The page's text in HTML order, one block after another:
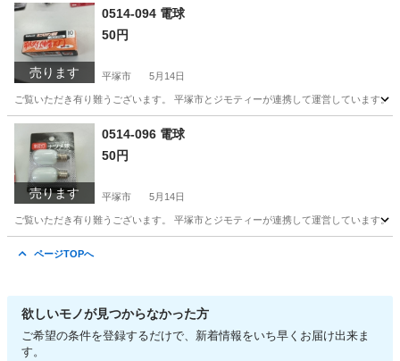
神奈川 平塚市 本/CD/DVD
売ります
0514-094 電球
50円
平塚市 5月14日
ご覧いただき有り難うございます。 平塚市とジモティーが連携して運営していま
神奈川 平塚市 リユース
売ります
0514-096 電球
50円
平塚市 5月14日
ご覧いただき有り難うございます。 平塚市とジモティーが連携して運営していま
ページTOPへ
欲しいモノが見つからなかった方
ご希望の条件を登録するだけで、新着情報をいち早くお届け出来ま
す。